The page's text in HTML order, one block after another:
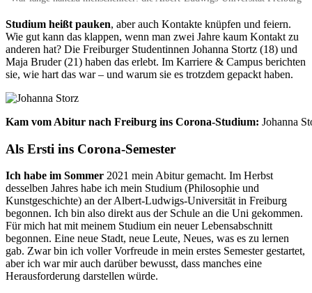
Studium heißt pauken, aber auch Kontakte knüpfen und feiern.
Wie gut kann das klappen, wenn man zwei Jahre kaum Kontakt zu
anderen hat? Die Freiburger Studentinnen Johanna Stortz (18) und
Maja Bruder (21) haben das erlebt. Im Karriere & Campus berichten
sie, wie hart das war – und warum sie es trotzdem gepackt haben.
Kam vom Abitur nach Freiburg ins Corona-Studium: Johanna
Als Ersti ins Corona-Semester
Ich habe im Sommer 2021 mein Abitur gemacht. Im Herbst
desselben Jahres habe ich mein Studium (Philosophie und
Kunstgeschichte) an der Albert-Ludwigs-Universität in Freiburg
begonnen. Ich bin also direkt aus der Schule an die Uni gekommen.
Für mich hat mit meinem Studium ein neuer Lebensabschnitt
begonnen. Eine neue Stadt, neue Leute, Neues, was es zu lernen
gab. Zwar bin ich voller Vorfreude in mein erstes Semester gestartet,
aber ich war mir auch darüber bewusst, dass manches eine
Herausforderung darstellen würde.